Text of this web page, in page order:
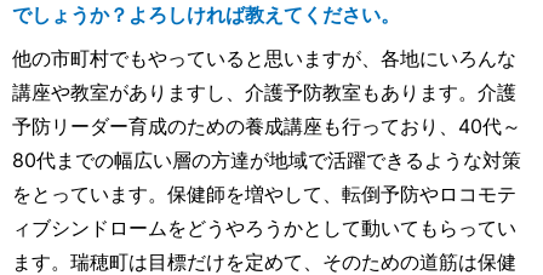
でしょうか？よろしければ教えてください。
他の市町村でもやっていると思いますが、各地にいろんな
講座や教室がありますし、介護予防教室もあります。介護
予防リーダー育成のための養成講座も行っており、40代～
80代までの幅広い層の方達が地域で活躍できるような対策
をとっています。保健師を増やして、転倒予防やロコモテ
ィブシンドロームをどうやろうかとして動いてもらってい
ます。瑞穂町は目標だけを定めて、そのための道筋は保健